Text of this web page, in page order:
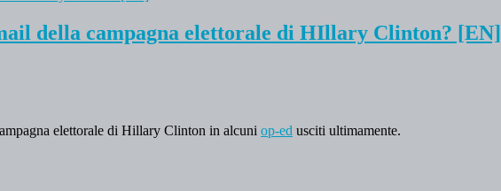
della campagna elettorale di HIllary Clinton? [EN]
elettorale di Hillary Clinton in alcuni op-ed usciti ultimamente.